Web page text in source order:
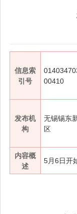
信息索
引号
00410
发布机
构
无锡锡东
区
内容概
述
5月6日开